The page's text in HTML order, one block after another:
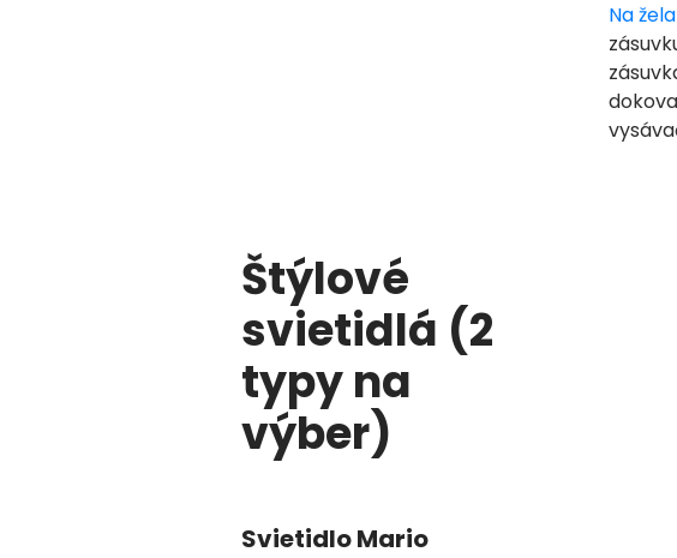
Na
Štýlové
svietidlá (2
typy na
výber)
Svietidlo Mario